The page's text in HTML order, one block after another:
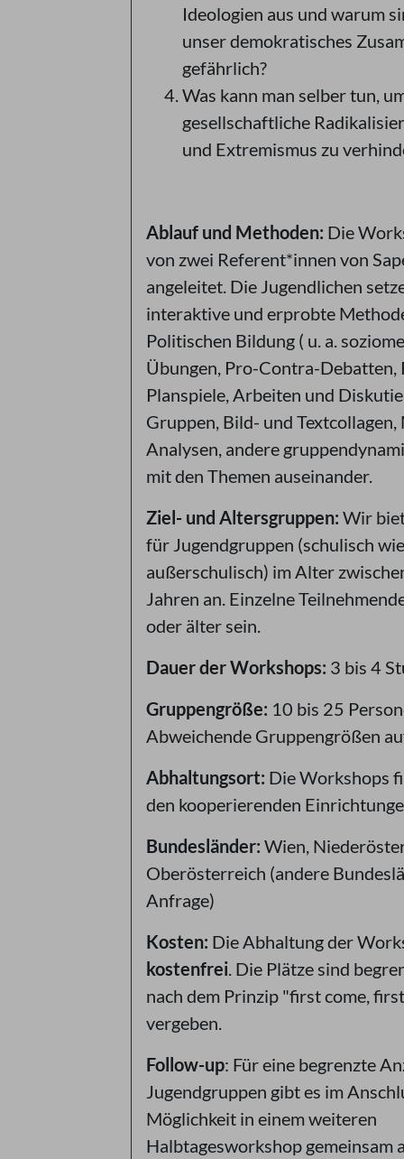
Ideologien aus und warum
unser demokratisches
gefährlich?
Was kann man selber tun,
gesellschaftliche
und Extremismus zu
Ablauf und Methoden: Die
von zwei Referent*innen von
angeleitet. Die Jugendlichen
interaktive und erprobte
Politischen Bildung ( u. a.
Übungen, Pro-Contra-Debatten,
Planspiele, Arbeiten und
Gruppen, Bild- und Textcollagen,
Analysen, andere
mit den Themen auseinander.
Ziel- und Altersgruppen: Wir
für Jugendgruppen (schulisch wie
außerschulisch) im Alter
Jahren an. Einzelne
oder älter sein.
Dauer der Workshops: 3 bis 4
Gruppengröße: 10 bis 25
Abweichende Gruppengrößen
Abhaltungsort: Die Workshops
den kooperierenden
Bundesländer: Wien,
Oberösterreich (andere
Anfrage)
Kosten: Die Abhaltung der
kostenfrei . Die Plätze sind
nach dem Prinzip "first come,
vergeben.
Follow-up: Für eine begrenzte
Jugendgruppen gibt es im
Möglichkeit in einem weiteren
Halbtagesworkshop gemeinsam